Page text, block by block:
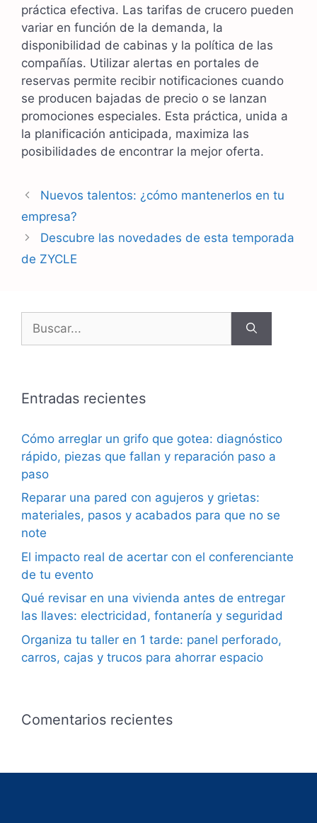
práctica efectiva. Las tarifas de crucero pueden
variar en función de la demanda, la
disponibilidad de cabinas y la política de las
compañías. Utilizar alertas en portales de
reservas permite recibir notificaciones cuando
se producen bajadas de precio o se lanzan
promociones especiales. Esta práctica, unida a
la planificación anticipada, maximiza las
posibilidades de encontrar la mejor oferta.
Navegación
entradas
Nuevos talentos: ¿cómo mantenerlos en tu
empresa?
Descubre las novedades de esta temporada
de ZYCLE
Entradas recientes
Cómo arreglar un grifo que gotea: diagnóstico
rápido, piezas que fallan y reparación paso a
paso
Reparar una pared con agujeros y grietas:
materiales, pasos y acabados para que no se
note
El impacto real de acertar con el conferenciante
de tu evento
Qué revisar en una vivienda antes de entregar
las llaves: electricidad, fontanería y seguridad
Organiza tu taller en 1 tarde: panel perforado,
carros, cajas y trucos para ahorrar espacio
Comentarios recientes